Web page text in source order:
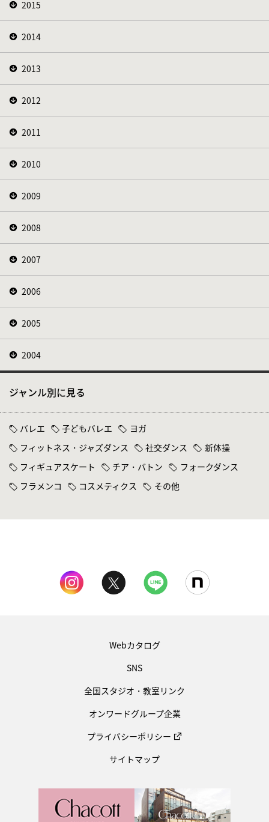
2015
2014
2013
2012
2011
2010
2009
2008
2007
2006
2005
2004
ジャンル別に見る
バレエ 子どもバレエ
ヨガ
フィットネス・ジャズダンス
社交ダンス
新体操
フィギュアスケート
チア・バトン
フォークダンス
フラメンコ
コスメティクス その他
Webカタログ
SNS
全国スタジオ・教室リンク
オンワードグループ企業
プライバシーポリシー
サイトマップ